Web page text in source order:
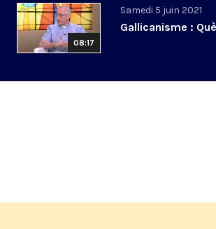
08:17
Samedi 5 juin 2021
Gallicanisme :